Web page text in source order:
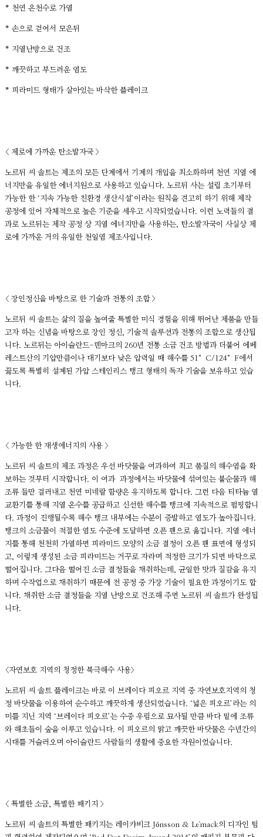
* 천연 온천수로 가열
* 손으로 걷어서 모은뒤
* 지열난방으로 건조
* 깨끗하고 부드러운 염도
* 피라미드 형태가 살아있는 바삭한 플레이크
< 제로에 가까운 탄소발자국 >
노르뒤 씨 솔트는 제조의 모든 단계에서 기계의 개입을 최소화하며 천연 지열 에
너지만을 유일한 에너지원으로 사용하고 있습니다. 노르뒤 사는 설립 초기부터
가능한 한 ‘지속 가능한 친환경 생산시설’이라는 원칙을 견고히 하기 위해 제작
공정에 있어 자체적으로 높은 기준을 세우고 시작되었습니다. 이런 노력들의 결
과로 노르뒤는 제작 공정 상 지열 에너지만을 사용하는, 탄소발자국이 사실상 제
로에 가까운 거의 유일한 천일염 제조사입니다.
< 장인정신을 바탕으로 한 기술과 전통의 조합 >
노르뒤 씨 솔트는 삶의 질을 높여줄 특별한 미식 경험을 위해 뛰어난 제품을 만들
고자 하는 신념을 바탕으로 장인 정신, 기술적 솔루션과 전통의 조합으로 생산됩
니다. 노르뒤는 아이슬란드-덴마크의 260년 전통 소금 건조 방법과 더불어 에베
레스트산의 기압만큼이나 대기보다 낮은 압력일 때 해수를 51°C/124°F에서
끓도록 특별히 설계된 가압 스테인리스 탱크 형태의 독자 기술을 보유하고 있습
니다.
< 가능한 한 재생에너지의 사용 >
노르뒤 씨 솔트의 제조 과정은 우선 바닷물을 여과하여 최고 품질의 해수염을 확
보하는 것부터 시작합니다. 이 여과 과정에서는 바닷물에 섞여있는 불순물과 해
조류 들만 걸러내고 천연 미네랄 함량은 유지하도록 합니다. 그런 다음 티타늄 열
교환기를 통해 지열 온수를 공급하고 신선한 해수를 탱크에 지속적으로 펌핑합니
다. 과정이 진행될수록 해수 탱크 내부에는 수분이 증발하고 염도가 높아집니다.
탱크의 소금물이 적절한 염도 수준에 도달하면 오픈 팬으로 옮깁니다. 지열 에너
지를 통해 천천히 가열하면 피라미드 모양의 소금 결정이 오픈 팬 표면에 형성되
고, 이렇게 생성된 소금 피라미드는 거꾸로 자라며 적정한 크기가 되면 바닥으로
떨어집니다. 그다음 떨어진 소금 결정들을 채취하는데, 균일한 맛과 질감을 유지
하며 수작업으로 채취하기 때문에 전 공정 중 가장 기술이 필요한 과정이기도 합
니다. 채취한 소금 결정들을 지열 난방으로 건조해 주면 노르뒤 씨 솔트가 완성됩
니다.
<자연보호 지역의 청정한 북극해수 사용>
노르뒤 씨 솔트 플레이크는 바로 이 브레이다 피오르 지역 중 자연보호지역의 청
정 바닷물을 이용하여 순수하고 깨끗하게 생산되었습니다. ‘넓은 피오르’라는 의
미를 지닌 지역 ‘브레이다 피오르’는 수중 우림으로 묘사될 만큼 바다 밑에 조류
와 해초들이 숲을 이루고 있습니다. 이 피오르의 맑고 깨끗한 바닷물은 수년간의
시대를 거슬러오며 아이슬란드 사람들의 생활에 중요한 자원이었습니다.
< 특별한 소금, 특별한 패키지 >
노르뒤 씨 솔트의 특별한 패키지는 레이캬비크 Jónsson & Le'mack의 디자인 팀